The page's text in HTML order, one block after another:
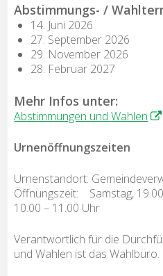
Abstimmungs- /
14. Juni 2026
27. September 2026
29. November 2026
28. Februar 2027
Mehr Infos unter:
Abstimmungen und Wahlen
Urnenöffnungszeiten
Urnenstandort:
Öffnungszeit: Samstag,
10.00 – 11.00 Uhr
Verantwortlich für die
und Wahlen ist das Wahlbüro.